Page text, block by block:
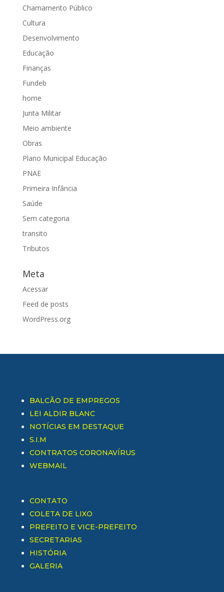
Chamamento Público
Cultura
Desenvolvimento
Educação
Finanças
Fundeb
home
Junta Militar
Meio ambiente
Obras
Plano Municipal Educação
PNAE
Primeira Infância
Saúde
Sem categoria
transito
Tributos
Meta
Acessar
Feed de posts
WordPress.org
BALCÃO DE EMPREGOS
LEI ALDIR BLANC
NOTÍCIAS EM DESTAQUE
S.I.M
CONTRATOS CORONAVÍRUS
WEBMAIL
CONTATO
COLETA DE LIXO
PREFEITO E VICE-PREFEITO
SECRETARIAS
HISTÓRIA
GALERIA